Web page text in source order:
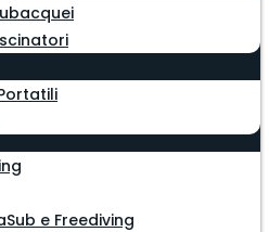
e Freediving